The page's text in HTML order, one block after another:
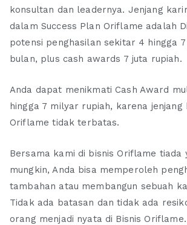
konsultan dan leadernya. Jenjang
dalam Success Plan Oriflame adalah
potensi penghasilan sekitar 4 hingga
bulan, plus cash awards 7 juta rupiah.
Anda dapat menikmati Cash Award
hingga 7 milyar rupiah, karena jenjang
Oriflame tidak terbatas.
Bersama kami di bisnis Oriflame tiada
mungkin, Anda bisa memperoleh
tambahan atau membangun sebuah
Tidak ada batasan dan tidak ada
orang menjadi nyata di Bisnis